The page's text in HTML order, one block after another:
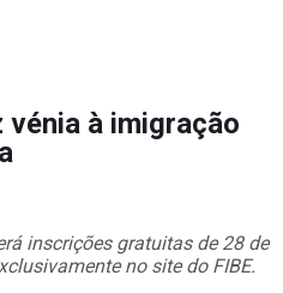
vénia à imigração
inscrições gratuitas de 28 de
no site do FIBE.